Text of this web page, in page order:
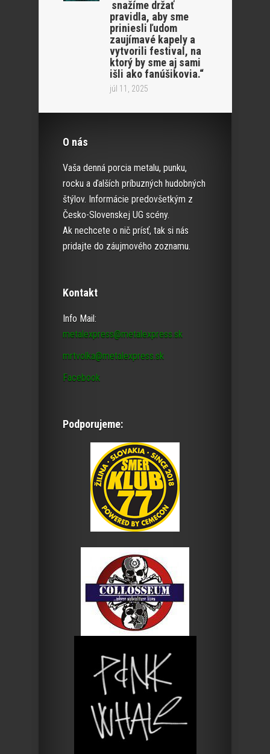
snažíme držať
pravidla, aby sme
priniesli ľudom
zaujímavé kapely a
vytvorili festival, na
ktorý by sme aj sami
išli ako fanúšikovia.“
júl 11, 2025
O nás
Vaša denná porcia metalu, punku,
rocku a ďalších príbuzných hudobných
štýlov. Informácie predovšetkým z
Česko-Slovenskej UG scény.
Ak nechcete o nič prísť, tak si nás
pridajte do záujmového zoznamu.
Kontakt
Info Mail:
metalexpress@metalexpress.sk
mrtvolka@metalexpress.sk
Facebook
Podporujeme: